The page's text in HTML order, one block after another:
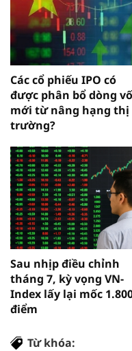
Các cổ phiếu IPO có
được phân bổ dòng
mới từ nâng hạng thị
trường?
Sau nhịp điều chỉnh
tháng 7, kỳ vọng VN-
Index lấy lại mốc
điểm
Từ khóa: